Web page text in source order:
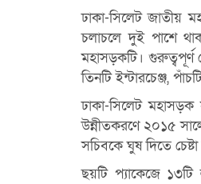
ঢাকা-সিলেট জাতীয়
চলাচলে দুই পাশে
মহাসড়কটি।
তিনটি ইন্টারচেঞ্জ,
ঢাকা-সিলেট
উন্নীতকরণে ২০১৫
সচিবকে ঘুষ দিতে
ছয়টি প্যাকেজে